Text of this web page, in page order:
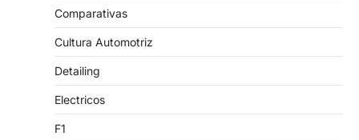
Comparativas
Cultura Automotriz
Detailing
Electricos
F1